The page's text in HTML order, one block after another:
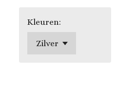
Kleuren: